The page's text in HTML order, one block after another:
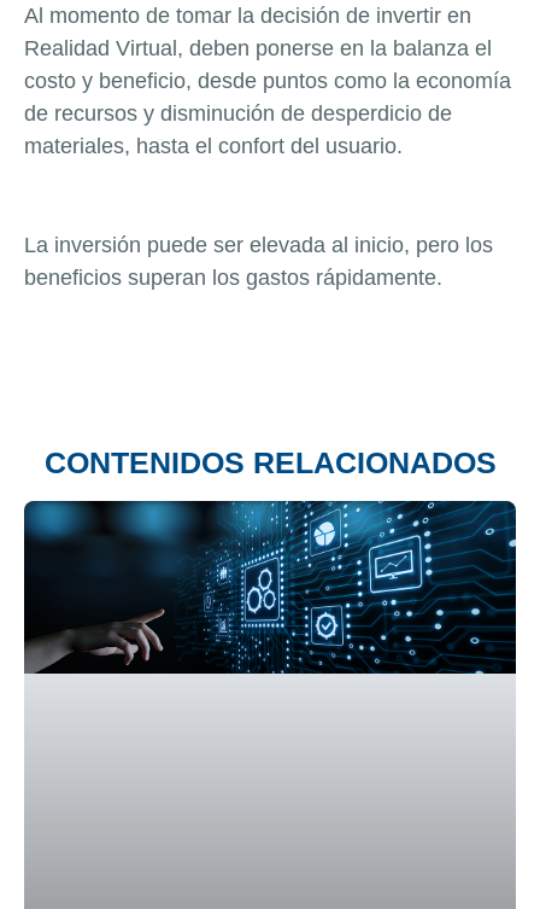
Al momento de tomar la decisión de invertir en
Realidad Virtual, deben ponerse en la balanza el
costo y beneficio, desde puntos como la economía
de recursos y disminución de desperdicio de
materiales, hasta el confort del usuario.
La inversión puede ser elevada al inicio, pero los
beneficios superan los gastos rápidamente.
CONTENIDOS RELACIONADOS